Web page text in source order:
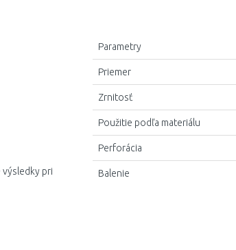
výsledky pri
Parametry
Priemer
Zrnitosť
Použitie podľa materiálu
Perforácia
Balenie